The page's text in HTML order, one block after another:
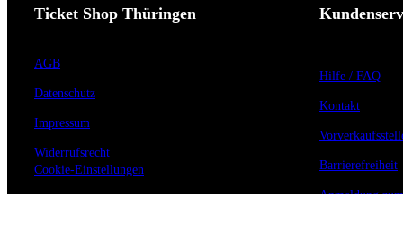
Ticket Shop Thüringen
AGB
Datenschutz
Impressum
Widerrufsrecht
Cookie-Einstellungen
Hilfe / FAQ
Kontakt
Barrierefreiheit
Anmeldung